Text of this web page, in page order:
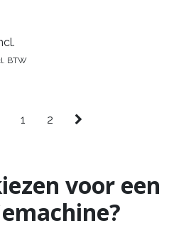
BTW
1 2
voor een